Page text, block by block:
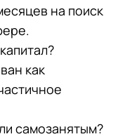
на поиск
как
самозанятым?